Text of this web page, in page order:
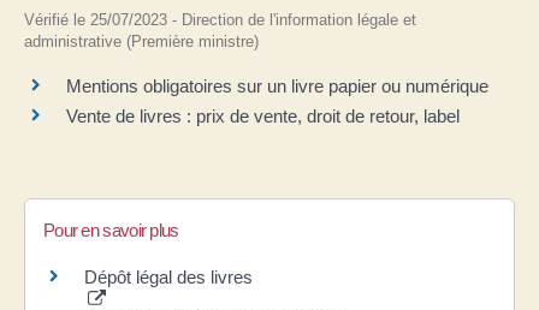
Vérifié le 25/07/2023 - Direction de l'information légale et
administrative (Première ministre)
Mentions obligatoires sur un livre papier ou numérique
Vente de livres : prix de vente, droit de retour, label
Pour en savoir plus
Dépôt légal des livres